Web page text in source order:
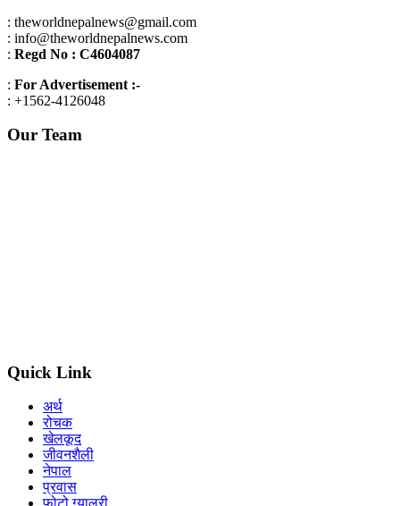
: theworldnepalnews@gmail.com
: info@theworldnepalnews.com
: Regd No : C4604087
: For Advertisement :-
: +1562-4126048
Our Team
Quick Link
अर्थ
रोचक
खेलकूद
जीवनशैली
नेपाल
प्रवास